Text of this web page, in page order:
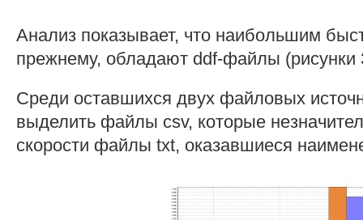
Анализ показывает, что наибольшим
прежнему, обладают ddf-файлы (рисунки
Среди оставшихся двух файловых
выделить файлы csv, которые
скорости файлы txt, оказавшиеся